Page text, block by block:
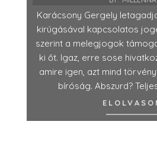
Karácsony Gergely
kirúgásával kapcsolatos
szerint a melegjogok
ki őt. Igaz, erre sose
amire igen, azt mind
bíróság. Abszurd?